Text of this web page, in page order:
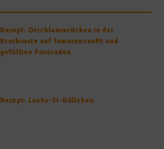
Rezept: Deichlammrücken in der
Brotkruste auf Tomatenconfit und
gefüllten Poveraden
Rezept: Lachs-Ei-Röllchen